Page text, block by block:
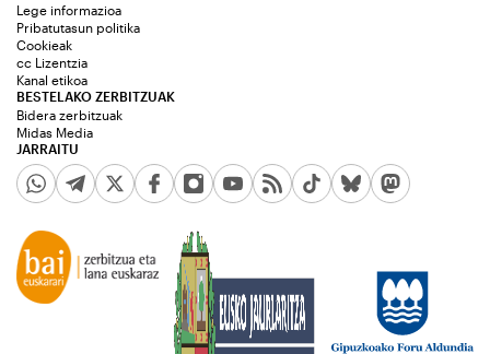
JARRAITU
Lege informazioa
Pribatutasun politika
Cookieak
cc Lizentzia
Kanal etikoa
BESTELAKO ZERBITZUAK
Bidera zerbitzuak
Midas Media